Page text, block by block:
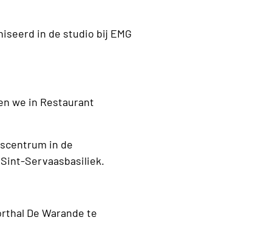
in de studio bij EMG
we in Restaurant
in de
Servaasbasiliek.
De Warande te